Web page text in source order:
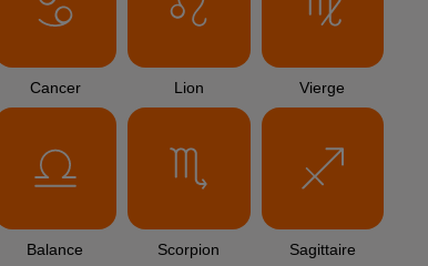
Cancer Lion Vierge
Balance Scorpion Sagittaire